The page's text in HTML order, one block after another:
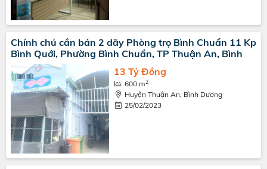
Chính chủ cần bán 2 dãy Phòng trọ Bình Chuẩn 11 Kp
Bình Quới, Phường Bình Chuẩn, TP Thuận An, Bình
13 Tỷ Đồng
600 m2
Huyện Thuận An, Bình Dương
25/02/2023